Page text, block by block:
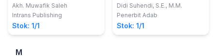
Komunikasi dalam
Pelaksanaan Pelayanan
Prima Pada Institusi
Pemerintahan
Akh. Muwafik Saleh
Intrans Publishing
Stok: 1/1
Kasus Manajemen SDM,
Pemasaran, Keuangan
dan Operasional)
Didi Suhendi, S.E., M.M.
Penerbit Adab
Stok: 1/1
M